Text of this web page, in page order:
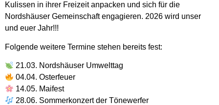
Kulissen in ihrer Freizeit anpacken und sich für die
Nordshäuser Gemeinschaft engagieren. 2026 wird unser
und euer Jahr!!!
Folgende weitere Termine stehen bereits fest:
21.03. Nordshäuser Umwelttag
04.04. Osterfeuer
14.05. Maifest
28.06. Sommerkonzert der Tönewerfer